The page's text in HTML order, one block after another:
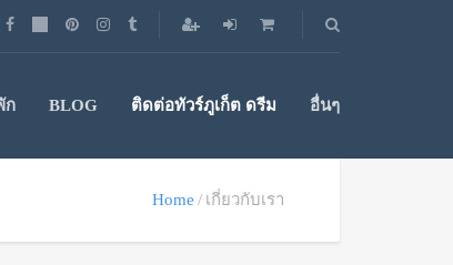
ก BLOG ติดต่อทัวร์ภูเก็ต ดรีม อื่นๆ
Home เกี่ยวกับเรา